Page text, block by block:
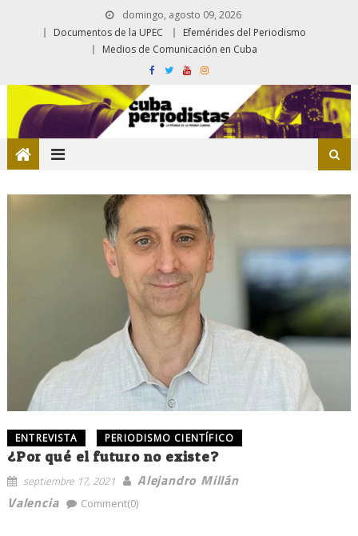
domingo, agosto 09, 2026
Documentos de la UPEC
Efemérides del Periodismo
Medios de Comunicación en Cuba
ENTREVISTA PERIODISMO CIENTÍFICO
¿Por qué el futuro no existe?
septiembre 17, 2021
Alejandro Millán
Valencia
Comment(0)